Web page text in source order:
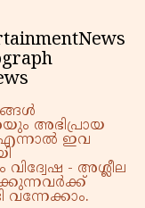
അഭിപ്രായ
എന്നാൽ ഇവ
- അശ്ലീല
വന്നേക്കാം.